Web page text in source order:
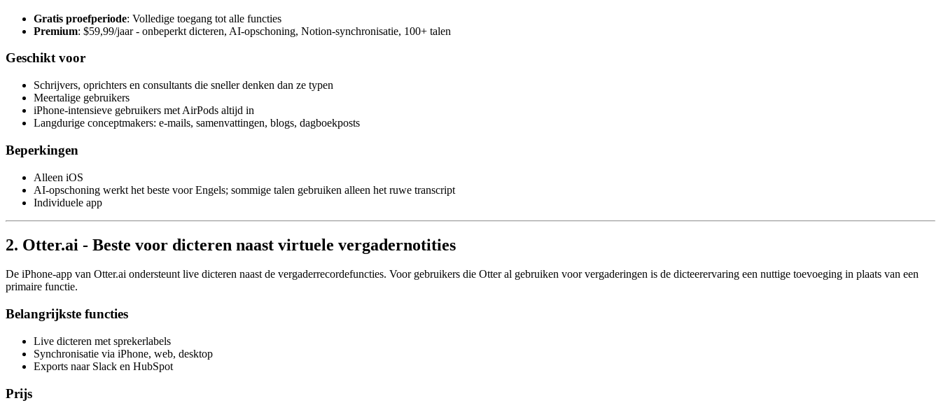
Gratis proefperiode: Volledige toegang tot alle functies
Premium: $59,99/jaar - onbeperkt dicteren, AI-opschoning, Notion-synchronisatie, 100+ talen
Geschikt voor
Schrijvers, oprichters en consultants die sneller denken dan ze typen
Meertalige gebruikers
iPhone-intensieve gebruikers met AirPods altijd in
Langdurige conceptmakers: e-mails, samenvattingen, blogs, dagboekposts
Beperkingen
Alleen iOS
AI-opschoning werkt het beste voor Engels; sommige talen gebruiken alleen het ruwe transcript
Individuele app
2. Otter.ai - Beste voor dicteren naast virtuele vergadernotities
De iPhone-app van Otter.ai ondersteunt live dicteren naast de vergaderrecordefuncties. Voor gebruikers die Otter al gebruiken voor vergaderingen is de dicteerervaring een nuttige toevoeging in plaats van een
primaire functie.
Belangrijkste functies
Live dicteren met sprekerlabels
Synchronisatie via iPhone, web, desktop
Exports naar Slack en HubSpot
Prijs